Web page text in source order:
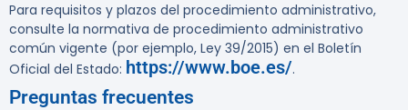
Para requisitos y plazos del procedimiento administrativo,
consulte la normativa de procedimiento administrativo
común vigente (por ejemplo, Ley 39/2015) en el Boletín
Oficial del Estado: https://www.boe.es/.
Preguntas frecuentes